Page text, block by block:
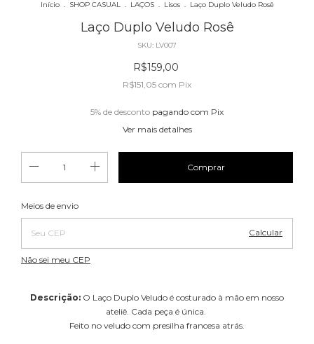
Início . SHOP CASUAL . LAÇOS . Lisos . Laço Duplo Veludo Rosê
Laço Duplo Veludo Rosê
SKU: LV007
R$159,00
R$151,05 com Pix
5% de desconto pagando com Pix
Ver mais detalhes
Entregas para o CEP:
Meios de envio
Calcular
Não sei meu CEP
Descrição: O Laço Duplo Veludo é costurado à mão em nosso
ateliê. Cada peça é única.
Feito no veludo com presilha francesa atrás.